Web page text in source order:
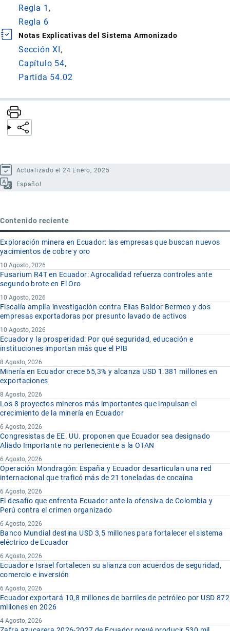
Regla 1
Regla 6
Notas Explicativas del Sistema Armonizado
Sección XI
Capítulo 54
Partida 54.02
Actualizado el 24 Enero, 2025
Español
Contenido reciente
Exploración minera en Ecuador: las empresas que buscan nuevos
yacimientos de cobre y oro
10 Agosto, 2026
Fusarium R4T en Ecuador: Agrocalidad refuerza controles ante
segundo brote en El Oro
10 Agosto, 2026
Fiscalía amplía investigación contra Elías Baldor Bermeo y dos
empresas exportadoras por presunto lavado de activos
10 Agosto, 2026
Ecuador y la prosperidad: Por qué seguridad, educación e
instituciones importan más que el PIB
8 Agosto, 2026
Minería en Ecuador crece 65,3% y alcanza USD 1.381 millones en
exportaciones
8 Agosto, 2026
Los 8 proyectos mineros más importantes que impulsan el
crecimiento de la minería en Ecuador
6 Agosto, 2026
Congresistas de EE. UU. proponen que Ecuador sea designado
Aliado Importante no perteneciente a la OTAN
6 Agosto, 2026
Operación Mondragón: España y Ecuador desarticulan una red
internacional que traficó más de 21 toneladas de cocaína
6 Agosto, 2026
El desafío que enfrenta Ecuador ante la ofensiva de Colombia y
Perú contra el crimen organizado
6 Agosto, 2026
Banco Mundial destina USD 3,5 millones para fortalecer el sistema
eléctrico de Ecuador
6 Agosto, 2026
Ecuador e Israel fortalecen su alianza con acuerdos de seguridad,
comercio e inversión
6 Agosto, 2026
Ecuador exportará 10,8 millones de barriles de petróleo por USD 872
millones en 2026
4 Agosto, 2026